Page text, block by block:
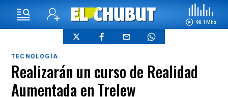
90.1 Mhz
TECNOLOGÍA
Realizarán un curso de Realidad
Aumentada en Trelew